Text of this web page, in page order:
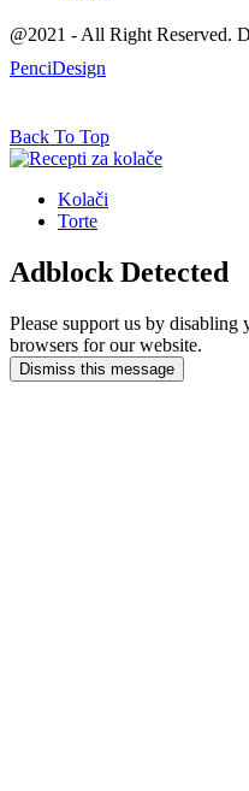
@2021 - All Right Reserved.
PenciDesign
Back To Top
Kolači
Torte
Adblock Detected
Please support us by
browsers for our website.
Dismiss this message